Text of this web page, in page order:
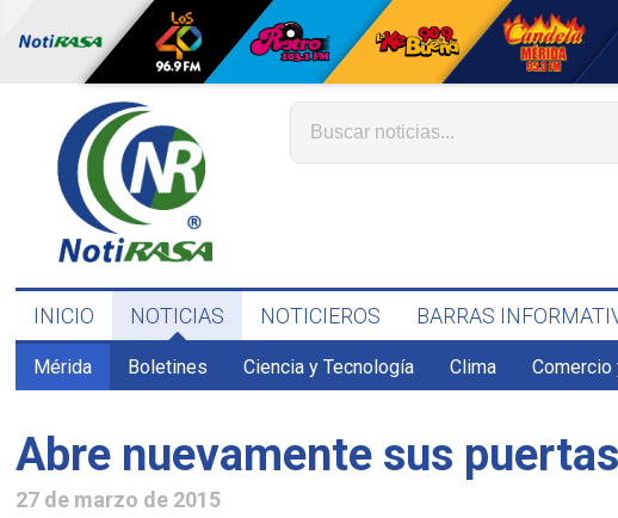
INICIO NOTICIAS NOTICIEROS BARRAS
Mérida Boletines Ciencia y Tecnología Clima
Abre nuevamente sus
27 de marzo de 2015